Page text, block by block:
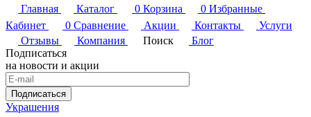
Главная
Каталог 0 Корзина 0 Избранные
Кабинет
0 Сравнение Акции Контакты
Услуги
Отзывы
Компания Поиск
Блог
Подписаться
на новости и акции
Подписаться
Украшения